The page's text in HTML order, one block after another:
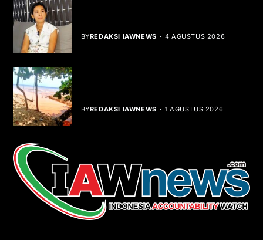
BYREDAKSI IAWNEWS 4 AGUSTUS 2026
BYREDAKSI IAWNEWS 1 AGUSTUS 2026